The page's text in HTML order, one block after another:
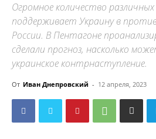
Огромное количество
поддерживает Украину в
России. В Пентагоне
сделали прогноз, насколько
украинское контрнаступление.
От Иван Днепровский - 12 апреля, 2023